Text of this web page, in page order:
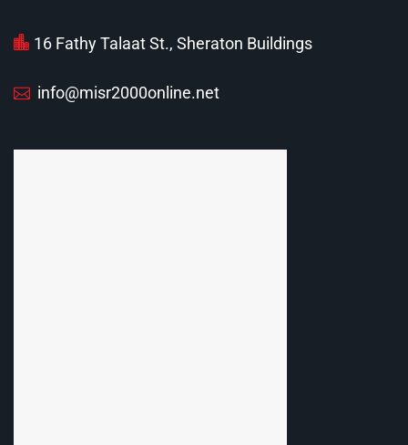
16 Fathy Talaat St., Sheraton Buildings
info@misr2000online.net